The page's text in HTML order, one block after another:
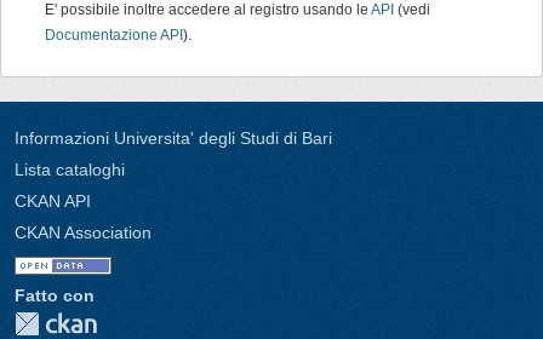
E' possibile inoltre accedere al registro usando le API (vedi
Documentazione API ).
Informazioni Universita' degli Studi di Bari
Lista cataloghi
CKAN API
CKAN Association
Fatto con